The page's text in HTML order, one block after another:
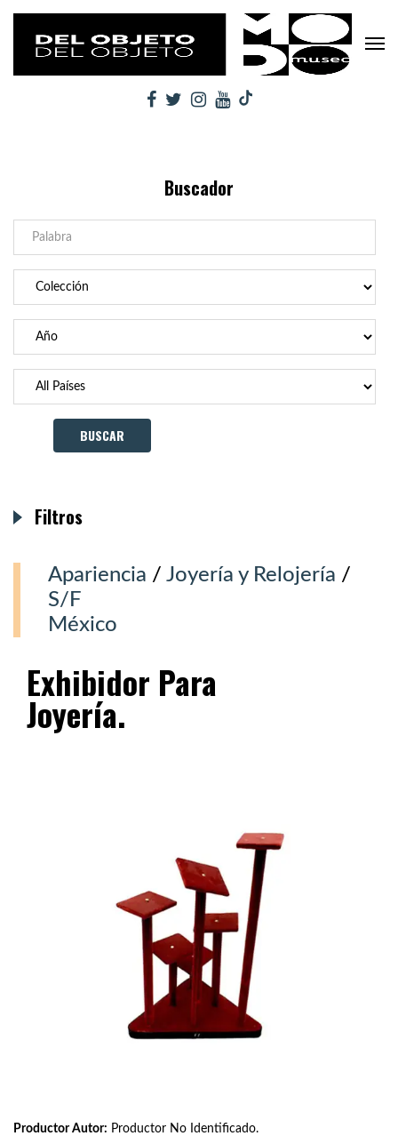
Buscador
Apariencia / Joyería y Relojería /
S/F
México
Exhibidor Para
Joyería.
Productor Autor: Productor No Identificado.
Filtros